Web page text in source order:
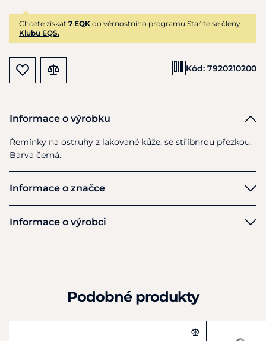
Chcete získat 7 EQK do věrnostního programu Staňte se členy
Klubu EQS.
Kód: 7920210200
Informace o výrobku
Řemínky na ostruhy z lakované kůže, se stříbnrou přezkou.
Barva černá.
Informace o značce
Waldhausen
Informace o výrobci
Von Hunefeld Str 53
Podobné produkty